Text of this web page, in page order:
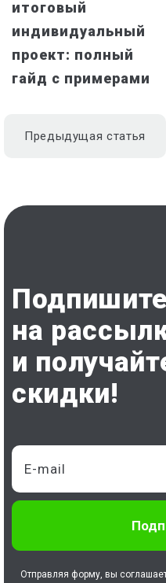
итоговый
индивидуальный
проект: полный
гайд с примерами
Предыдущая статья
на
и
скидки!
Отправляя форму, вы